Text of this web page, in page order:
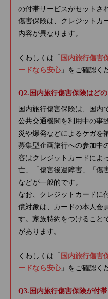
の付帯サービスがセットさ
傷害保険は、クレジットカ
内容が異なります。
くわしくは「 国内旅行傷害
ードなら安心」をご確認く
国内旅行傷害保険はど
国内旅行傷害保険は、国内
公共交通機関を利用中の事
災や爆発などによるケガを
募集型企画旅行への参加中
容はクレジットカードによ
亡」「傷害後遺障害」「傷
などが一般的です。
なお、クレジットカードに
償対象は、カードの本人会
す。家族特約をつけること
があります。
くわしくは「 国内旅行傷害
ードなら安心」をご確認く
国内旅行傷害保険が付